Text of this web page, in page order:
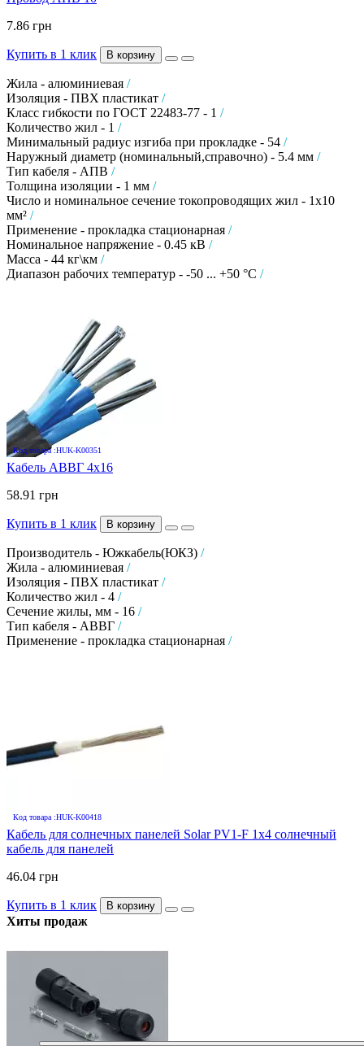
7.86 грн
Купить в 1 клик В корзину
Жила - алюминиевая /
Изоляция - ПВХ пластикат /
Класс гибкости по ГОСТ 22483-77 - 1 /
Количество жил - 1 /
Минимальный радиус изгиба при прокладке - 54 /
Наружный диаметр (номинальный,справочно) - 5.4 мм /
Тип кабеля - АПВ /
Толщина изоляции - 1 мм /
Число и номинальное сечение токопроводящих жил - 1х10
мм² /
Применение - прокладка стационарная /
Номинальное напряжение - 0.45 кВ /
Масса - 44 кг\км /
Диапазон рабочих температур - -50 ... +50 °C /
Код товара :HUK-K00351
Кабель АВВГ 4х16
58.91 грн
Купить в 1 клик В корзину
Производитель - Южкабель(ЮКЗ) /
Жила - алюминиевая /
Изоляция - ПВХ пластикат /
Количество жил - 4 /
Сечение жилы, мм - 16 /
Тип кабеля - АВВГ /
Применение - прокладка стационарная /
Код товара :HUK-K00418
Кабель для солнечных панелей Solar PV1-F 1х4 солнечный
кабель для панелей
46.04 грн
Купить в 1 клик В корзину
Хиты продаж